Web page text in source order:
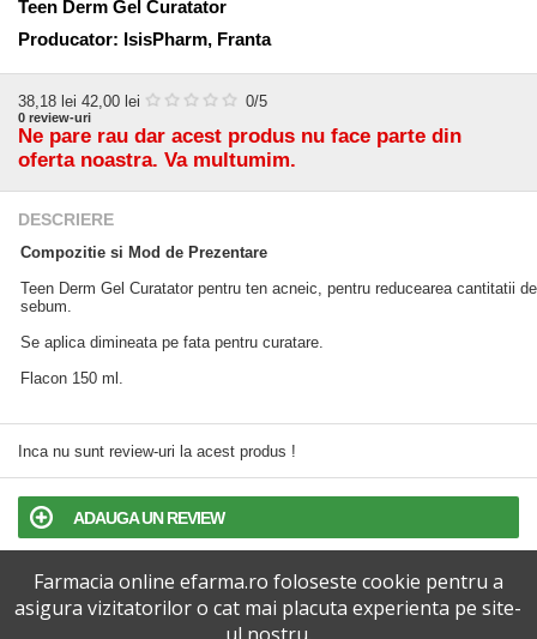
Teen Derm Gel Curatator
Producator: IsisPharm, Franta
38,18 lei 42,00 lei 0/5
0 review-uri
Ne pare rau dar acest produs nu face parte din
oferta noastra. Va multumim.
DESCRIERE
Compozitie si Mod de Prezentare
Teen Derm Gel Curatator pentru ten acneic, pentru reducearea cantitatii de
sebum.
Se aplica dimineata pe fata pentru curatare.
Flacon 150 ml.
Inca nu sunt review-uri la acest produs !
ADAUGA UN REVIEW
TERMENI SI CONDITII
Farmacia online efarma.ro foloseste cookie pentru a
asigura vizitatorilor o cat mai placuta experienta pe site-